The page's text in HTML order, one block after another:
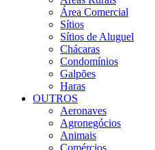
Área Comercial
Sítios
Sítios de Aluguel
Chácaras
Condomínios
Galpões
Haras
OUTROS
Aeronaves
Agronegócios
Animais
Comércios